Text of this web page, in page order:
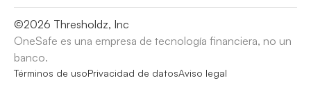
©2026 Thresholdz, Inc
OneSafe es una empresa de tecnología financiera, no un
banco.
Términos de usoPrivacidad de datosAviso legal